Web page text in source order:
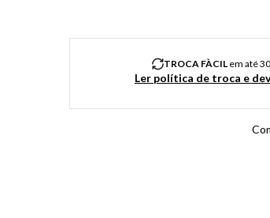
TROCA FÀCILem até
Ler política de troca e